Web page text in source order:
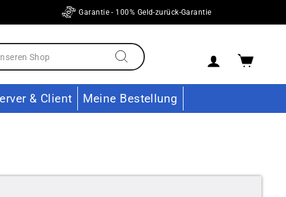
Garantie - 100% Geld-zurück-Garantie
Suchen
Einloggen
& Client Meine Bestellung